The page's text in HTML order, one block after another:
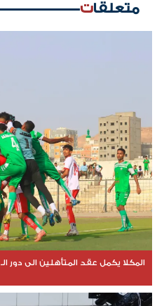
متعلقات
المكلا يكمل عقد المتأهلين الى دور الـ 16 من بطولة كأس الجمهورية